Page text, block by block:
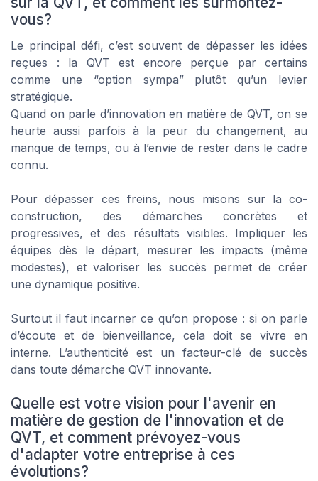
vous?
Le principal défi, c’est souvent de dépasser les idées
reçues : la QVT est encore perçue par certains
comme une “option sympa” plutôt qu’un levier
stratégique.
Quand on parle d’innovation en matière de QVT, on se
heurte aussi parfois à la peur du changement, au
manque de temps, ou à l’envie de rester dans le cadre
connu.
Pour dépasser ces freins, nous misons sur la co-
construction, des démarches concrètes et
progressives, et des résultats visibles. Impliquer les
équipes dès le départ, mesurer les impacts (même
modestes), et valoriser les succès permet de créer
une dynamique positive.
Surtout il faut incarner ce qu’on propose : si on parle
d’écoute et de bienveillance, cela doit se vivre en
interne. L’authenticité est un facteur-clé de succès
dans toute démarche QVT innovante.
Quelle est votre vision pour l'avenir en
matière de gestion de l'innovation et de
QVT, et comment prévoyez-vous
d'adapter votre entreprise à ces
évolutions?